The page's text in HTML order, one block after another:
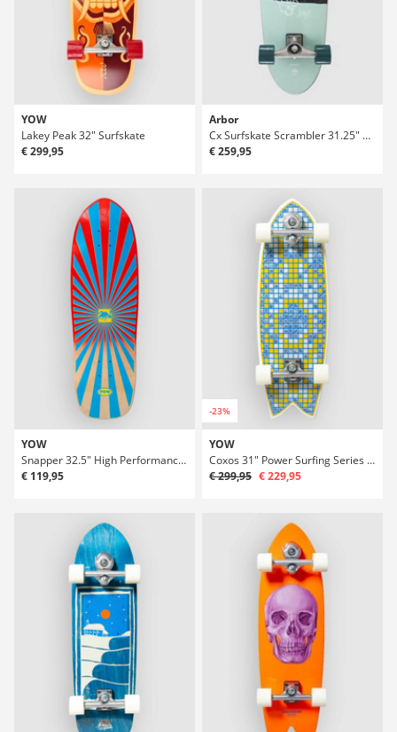
YOW
Lakey Peak 32" Surfskate
€ 299,95
Arbor
Cx Surfskate Scrambler 31.25" Surfskate
€ 259,95
YOW
Snapper 32.5" High Performance Series Surfskate Deck
€ 119,95
-23%
YOW
Coxos 31" Power Surfing Series Surfskate
€ 299,95 € 229,95